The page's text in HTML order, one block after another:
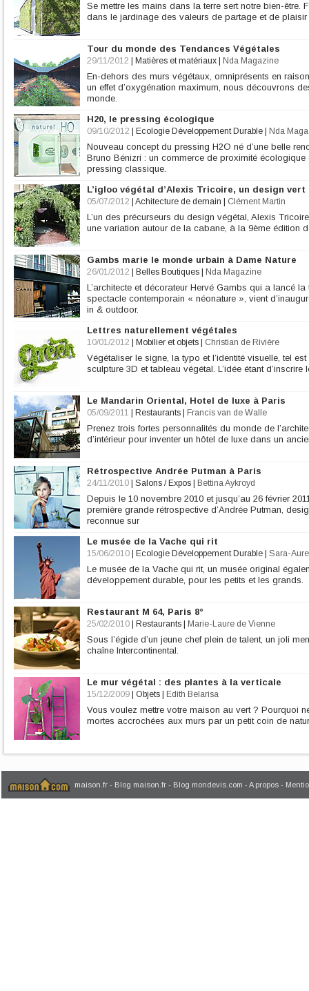
Se mettre les mains dans la terre sert notre bien-être.
dans le jardinage des valeurs de partage et de
Tour du monde des Tendances Végétales
29/11/2012 Matières et matériaux Nda Magazine
En-dehors des murs végétaux, omniprésents en
un effet d’oxygénation maximum, nous découvrons
monde.
H20, le pressing écologique
09/10/2012 Ecologie Développement Durable Nda
Nouveau concept du pressing H2O né d’une belle
Bruno Bénizri : un commerce de proximité
pressing classique.
L’igloo végétal d’Alexis Tricoire, un design vert
05/07/2012 Achitecture de demain Clément Martin
L’un des précurseurs du design végétal, Alexis
une variation autour de la cabane, à la 9ème édition
Gambs marie le monde urbain à Dame Nature
26/01/2012 Belles Boutiques Nda Magazine
L’architecte et décorateur Hervé Gambs qui a lancé
spectacle contemporain « néonature », vient
in & outdoor.
Lettres naturellement végétales
10/01/2012 Mobilier et objets Christian de Rivière
Végétaliser le signe, la typo et l’identité visuelle, tel
sculpture 3D et tableau végétal. L’idée étant
Le Mandarin Oriental, Hotel de luxe à Paris
05/09/2011 Restaurants Francis van de Walle
Prenez trois fortes personnalités du monde de
d’intérieur pour inventer un hôtel de luxe dans un
Rétrospective Andrée Putman à Paris
24/11/2010 Salons / Expos Bettina Aykroyd
Depuis le 10 novembre 2010 et jusqu’au 26 février
première grande rétrospective d’Andrée Putman,
reconnue sur
Le musée de la Vache qui rit
15/06/2010 Ecologie Développement Durable Sara-
Le musée de la Vache qui rit, un musée original
développement durable, pour les petits et les grands.
Restaurant M 64, Paris 8°
25/02/2010 Restaurants Marie-Laure de Vienne
Sous l’égide d’un jeune chef plein de talent, un joli
chaîne Intercontinental.
Le mur végétal : des plantes à la verticale
15/12/2009 Objets Edith Belarisa
Vous voulez mettre votre maison au vert ? Pourquoi
mortes accrochées aux murs par un petit coin de
maison.fr - Blog maison.fr - Blog mondevis.com - A propos -